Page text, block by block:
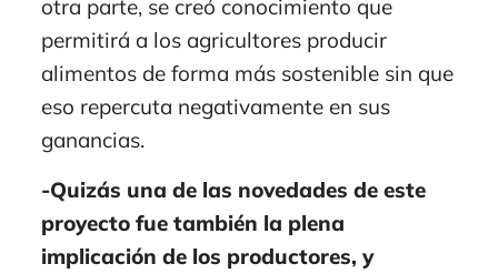
otra parte, se creó conocimiento que
permitirá a los agricultores producir
alimentos de forma más sostenible sin que
eso repercuta negativamente en sus
ganancias.
-Quizás una de las novedades de este
proyecto fue también la plena
implicación de los productores, y